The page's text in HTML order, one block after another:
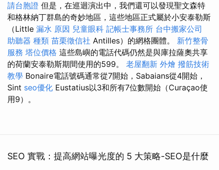
請台胞證 但是，在巡迴演出中，我們還可以發現聖文森特
和格林納丁群島的奇妙地區，這些地區正式屬於小安泰勒斯
（Little 漏水 原因 兒童眼科 記帳士事務所 台中搬家公司
助聽器 種類 苗栗徵信社 Antilles）的網格團體。 新竹整骨
服務 塔位價格 這些島嶼的電話代碼仍然是與庫拉薩奧共享
的荷蘭安泰勒斯期間使用的599。 老屋翻新 外燴 撥筋技術
教學 Bonaire電話號碼通常從7開始，Sabaians從4開始，
Sint seo優化 Eustatius以3和所有7位數開始（Curaçao使
用9）。
SEO 實戰：提高網站曝光度的 5 大策略-SEO是什麼